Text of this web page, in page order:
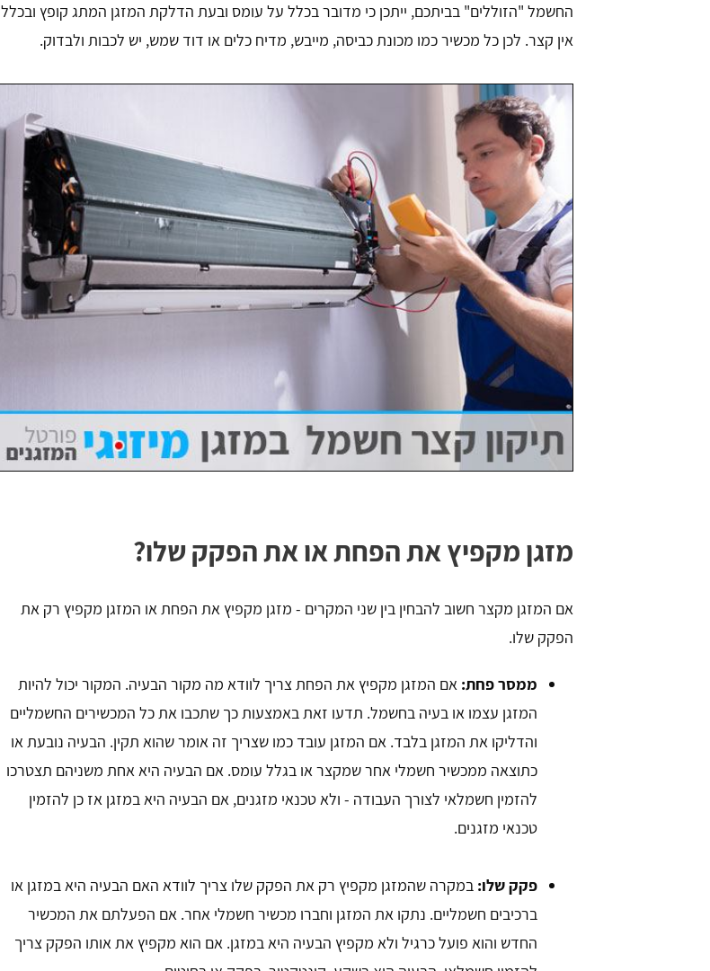
החשמל "הזוללים" בביתכם, ייתכן כי מדובר בכלל על עומס ובעת הדלקת המזגן המתג קופץ ובכלל
אין קצר. לכן כל מכשיר כמו מכונת כביסה, מייבש, מדיח כלים או דוד שמש, יש לכבות ולבדוק.
מזגן מקפיץ את הפחת או את הפקק שלו?
אם המזגן מקצר חשוב להבחין בין שני המקרים - מזגן מקפיץ את הפחת או המזגן מקפיץ רק את
הפקק שלו.
ממסר פחת: אם המזגן מקפיץ את הפחת צריך לוודא מה מקור הבעיה. המקור יכול להיות
המזגן עצמו או בעיה בחשמל. תדעו זאת באמצעות כך שתכבו את כל המכשירים החשמליים
והדליקו את המזגן בלבד. אם המזגן עובד כמו שצריך זה אומר שהוא תקין. הבעיה נובעת או
כתוצאה ממכשיר חשמלי אחר שמקצר או בגלל עומס. אם הבעיה היא אחת משניהם תצטרכו
להזמין חשמלאי לצורך העבודה - ולא טכנאי מזגנים, אם הבעיה היא במזגן אז כן להזמין
טכנאי מזגנים.
פקק שלו: במקרה שהמזגן מקפיץ רק את הפקק שלו צריך לוודא האם הבעיה היא במזגן או
ברכיבים חשמליים. נתקו את המזגן וחברו מכשיר חשמלי אחר. אם הפעלתם את המכשיר
החדש והוא פועל כרגיל ולא מקפיץ הבעיה היא במזגן. אם הוא מקפיץ את אותו הפקק צריך
אתר מאוד נח וידידותי קל לתפעול קיבלתי
קיבלתי שרות מעולה והתקנו אותי במחירי